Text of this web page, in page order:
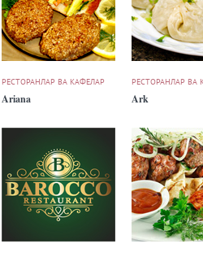
РЕСТОРАНЛАР ВА КАФЕЛАР
Ariana
РЕСТОРАНЛАР ВА
Ark